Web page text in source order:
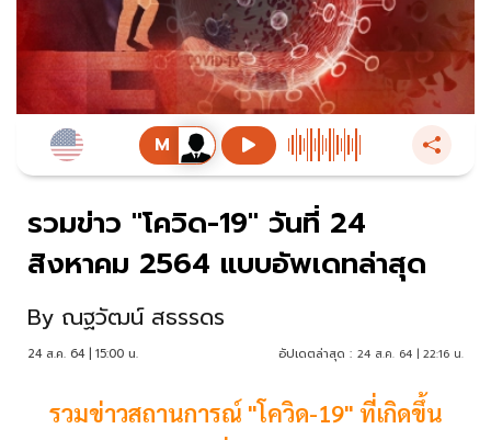
รวมข่าว "โควิด-19" วันที่ 24
สิงหาคม 2564 แบบอัพเดทล่าสุด
By ณฐวัฒน์ สธรรดร
24 ส.ค. 64 | 15:00 น. อัปเดตล่าสุด : 24 ส.ค. 64 | 22:16 น.
รวมข่าวสถานการณ์ "โควิด-19" ที่เกิดขึ้น